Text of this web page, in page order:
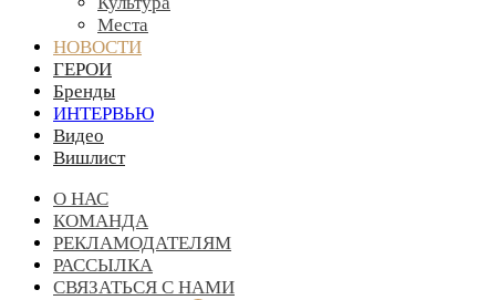
Места
НОВОСТИ
ГЕРОИ
Бренды
ИНТЕРВЬЮ
Видео
Вишлист
О НАС
КОМАНДА
РЕКЛАМОДАТЕЛЯМ
РАССЫЛКА
СВЯЗАТЬСЯ С НАМИ